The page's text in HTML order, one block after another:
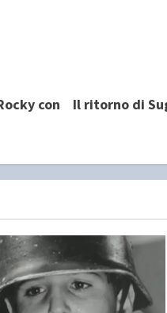
con
Il ritorno di